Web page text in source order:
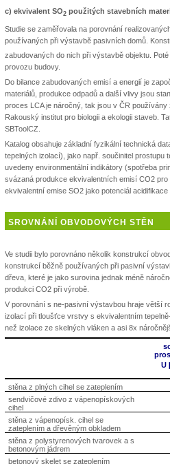
c) ekvivalent SO2 použitých stavebních
Studie se zaměřovala na porovnání
používaných při výstavbě pasivních domů.
zabudovaných do nich při výstavbě objektu.
provozu budovy.
Do bilance zabudovaných emisí a energií je
materiálů, produkce odpadů a další vlivy jsou
proces LCA je náročný, tak jsou v ČR
Rakouský institut pro biologii a ekologii staveb.
SBToolCZ.
Katalog obsahuje základní fyzikální technická
tepelných izolací), jako např. součinitel prostupu
uvedeny environmentální indikátory (spotřeba
svázaná produkce ekvivalentních emisí CO2
ekvivalentní emise SO2 jako potenciál acidifikace
SROVNÁNÍ OBVODOVÝCH STĚN
Ve studii bylo porovnáno několik konstrukcí
konstrukcí běžně používaných při pasivní
dřeva, které je jako surovina jednak méně
produkci CO2 při výrobě.
V porovnání s ne-pasivní výstavbou hraje větší
izolací při tloušťce vrstvy s ekvivalentním
než izolace ze skelných vláken a asi 8x
U
stěna z plných cihel se zateplením
sendvičové zdivo z vápenopískových
cihel
stěna z vápenopísk. cihel se
zateplením a dřevěným obkladem
stěna z polystyrenových tvarovek a s
betonovým jádrem
betonový skelet se zateplením